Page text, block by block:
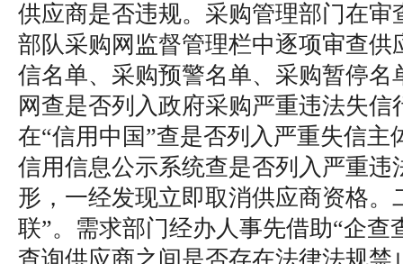
供应商是否违规。采购管理部门在审
部队采购网监督管理栏中逐项审查供
信名单、采购预警名单、采购暂停名
网查是否列入政府采购严重违法失信
在“信用中国”查是否列入严重失信主
信用信息公示系统查是否列入严重违
形，一经发现立即取消供应商资格。
联”。需求部门经办人事先借助“企查